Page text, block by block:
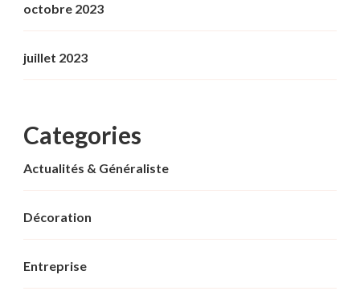
octobre 2023
juillet 2023
Categories
Actualités & Généraliste
Décoration
Entreprise